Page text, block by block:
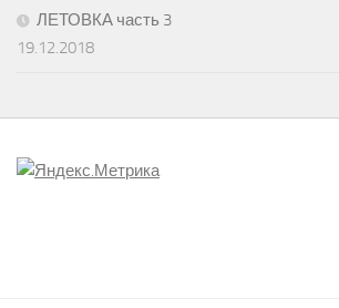
ЛЕТОВКА часть 3
19.12.2018